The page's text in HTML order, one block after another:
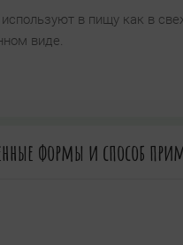
в пищу как в
виде.
формы и способ